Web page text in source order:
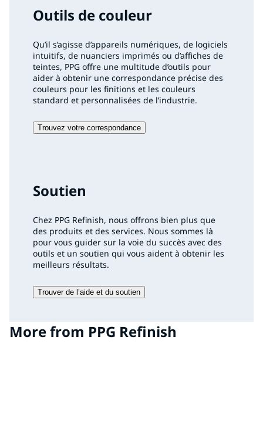
Outils de couleur
Qu’il s’agisse d’appareils numériques, de logiciels
intuitifs, de nuanciers imprimés ou d’affiches de
teintes, PPG offre une multitude d’outils pour
aider à obtenir une correspondance précise des
couleurs pour les finitions et les couleurs
standard et personnalisées de l’industrie.
Trouvez votre correspondance
Soutien
Chez PPG Refinish, nous offrons bien plus que
des produits et des services. Nous sommes là
pour vous guider sur la voie du succès avec des
outils et un soutien qui vous aident à obtenir les
meilleurs résultats.
Trouver de l’aide et du soutien
More from PPG Refinish